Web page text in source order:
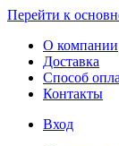
Перейти к
О компании
Доставка
Способ
Контакты
Вход